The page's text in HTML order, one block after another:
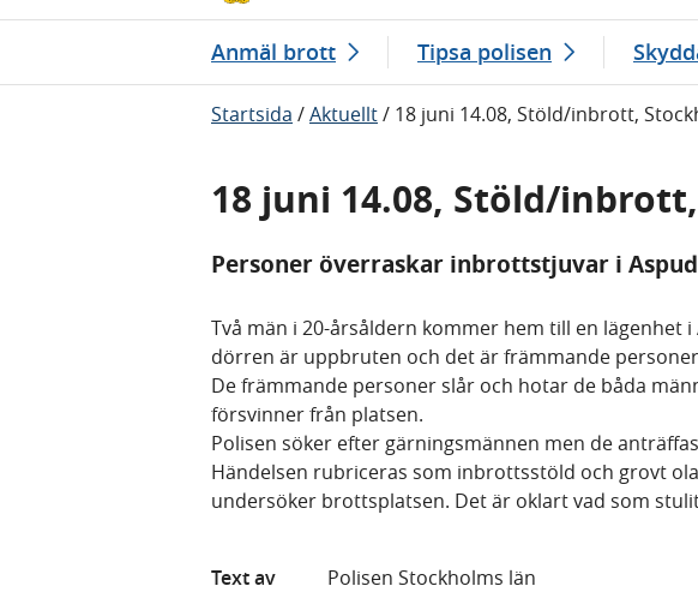
Anmäl brott Tipsa polisen
Startsida /Aktuellt/ 18 juni 14.08, Stöld/inbrott,
18 juni 14.08, Stöld/
Personer överraskar inbrottstjuvar i
Två män i 20-årsåldern kommer hem till en lägenhet
dörren är uppbruten och det är främmande
De främmande personer slår och hotar de båda
försvinner från platsen.
Polisen söker efter gärningsmännen men de
Händelsen rubriceras som inbrottsstöld och grovt
undersöker brottsplatsen. Det är oklart vad som
Text av
Polisen Stockholms län